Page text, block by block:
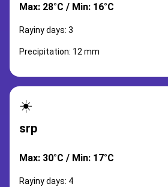
Max: 28°C / Min: 16°C
Rayiny days: 3
Precipitation: 12 mm
☀️
srp
Max: 30°C / Min: 17°C
Rayiny days: 4